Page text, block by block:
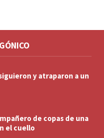
y atraparon a un
de copas de una
el cuello